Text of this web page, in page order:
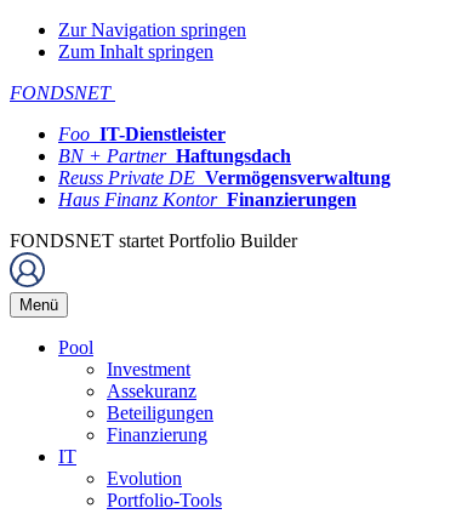
Zur Navigation springen
Zum Inhalt springen
FONDSNET
Foo IT-Dienstleister
BN + Partner Haftungsdach
Reuss Private DE Vermögensverwaltung
Haus Finanz Kontor Finanzierungen
FONDSNET startet Portfolio Builder
Menü
Pool
Investment
Assekuranz
Beteiligungen
Finanzierung
IT
Evolution
Portfolio-Tools